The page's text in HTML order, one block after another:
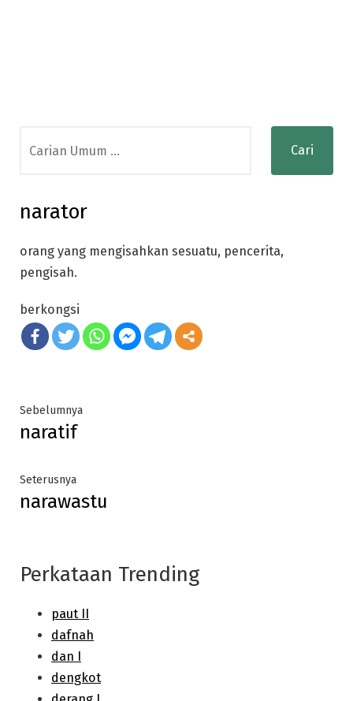
for:
narator
orang yang mengisahkan sesuatu, pencerita,
pengisah.
berkongsi
Post
navigation
SebelumnyaPrevious
naratif
SeterusnyaNext
post:
narawastu
Perkataan Trending